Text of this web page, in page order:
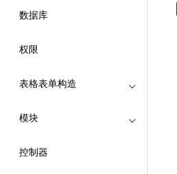
数据库
权限
表格表单构造
模块
控制器